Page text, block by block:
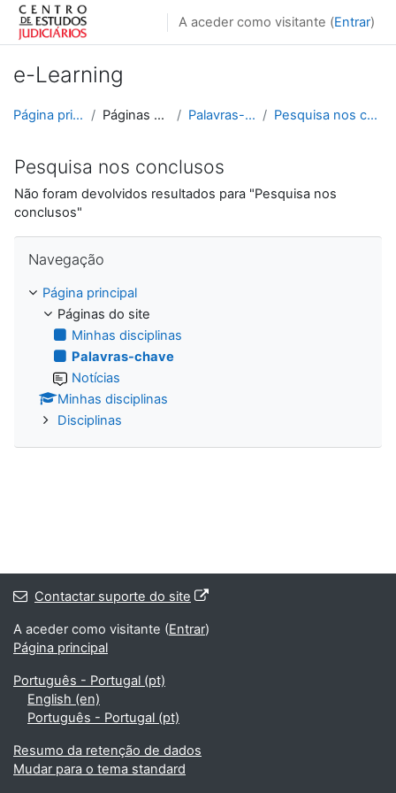
Ir para o conteúdo principal
A aceder como visitante (Entrar)
e-Learning
Página principal Páginas do site Palavras-chave Pesquisa nos conclusos
Pesquisa nos conclusos
Não foram devolvidos resultados para "Pesquisa nos
conclusos"
Navegação
Página principal
Páginas do site
Minhas disciplinas
Palavras-chave
Notícias
Minhas disciplinas
Disciplinas
Contactar suporte do site
A aceder como visitante (Entrar)
Página principal
Português - Portugal ‎(pt)‎
English ‎(en)‎
Português - Portugal ‎(pt)‎
Resumo da retenção de dados
Mudar para o tema standard